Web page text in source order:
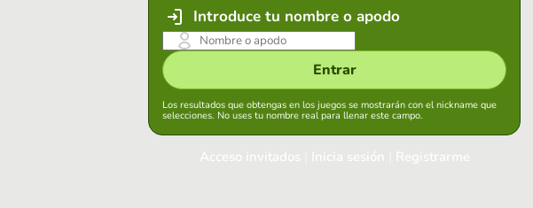
Introduce tu nombre o apodo
Entrar
Los resultados que obtengas en los juegos se mostrarán con el nickname que
selecciones. No uses tu nombre real para llenar este campo.
Acceso invitados Inicia sesión Registrarme